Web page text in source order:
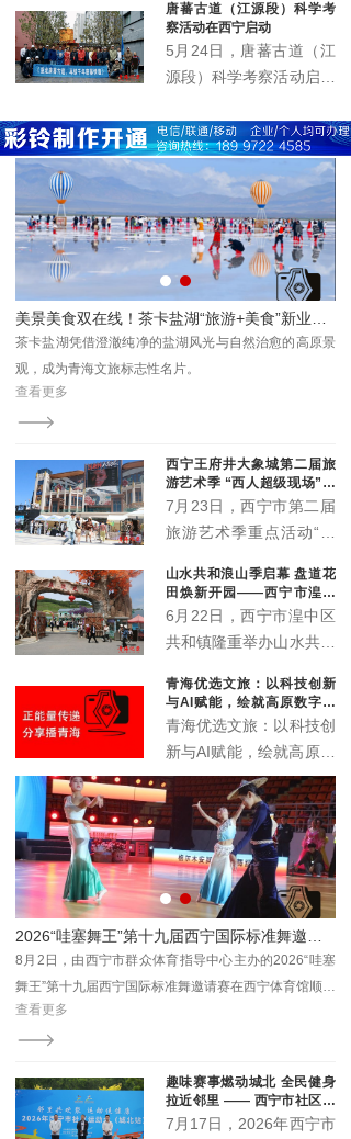
办。演唱会立足丰富群众
精神文化生活、推动文旅
深度融合、激发城市消费
标准服务、高效能保障，
为市民及游客呈现了一场
音乐盛宴，展现了高原古
城西宁的城市魅力与开放
形象。
唐蕃古道（江源段）科学考
察活动在西宁启动
5月24日，唐蕃古道（江
源段）科学考察活动启动
活动由青海极地自然资源
调查研究院与杂多县政协
主办，旨在重走千年古
道，探寻历史遗存，传承
民族团结精神，推动唐蕃
古道与三江源生态文化综
合科学考察。
为深入推进公共文化服务下沉基层，持续丰富辖区群众
精神文化生活，繁荣夜间文旅经济，擦亮“浪山浪水浪大
通·在桥头感受这个夏的夜”城市文旅品牌。
查看更多
西宁王府井大象城第二届旅
游艺术季 “西人超级现场”启
幕
7月23日，西宁市第二届
旅游艺术季重点活动“西
象城启动。活动以“众智
成潮”为主题，联动“雪脉
计划”，汇聚川、藏、
机构，搭建西部青年文化
交流平台。
山水共和浪山季启幕 盘道花
田焕新开园——西宁市湟中
区共和镇农文旅深度融合再
6月22日，西宁市湟中区
共和镇隆重举办山水共和
田开业典礼。全新升级的
盘道花田景区正式对外开
放，众多干部群众、非遗
传承人、文艺爱好者及各
地游客齐聚葱湾村，共赏
花海盛景、共品乡土文
脉、共赴乡村文旅新盛
宴。
青海优选文旅：以科技创新
与AI赋能，绘就高原数字文
旅新画卷
青海优选文旅：以科技创
新与AI赋能，绘就高原数
字文旅新画卷
7月24日，2026年西宁市社区运动会（城东站）在中庄
铁路体育馆广场激情开赛。来自辖区各社区、企事业单
位的近400名各族群众齐聚一堂，在家门口共赴一场全
民健身之约。本站赛事由西宁市体育局主办，市群众体
火车站街道办事处、青海护您坊企业管理有限公司联合
承办。
查看更多
趣味赛事燃动城北 全民健身
拉近邻里 —— 西宁市社区运
动会城北站火热开赛
7月17日，2026年西宁市